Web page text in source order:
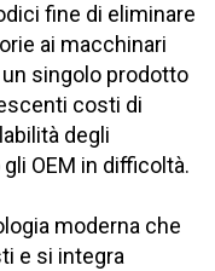
fine di eliminare
ai macchinari
singolo prodotto
costi di
degli
OEM in difficoltà.
moderna che
e si integra